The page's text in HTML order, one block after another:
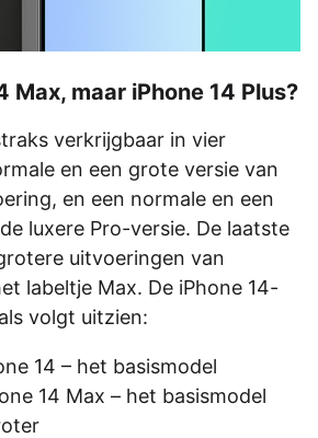
Max, maar iPhone 14 Plus?
verkrijgbaar in vier
en een grote versie van
en een normale en een
luxere Pro-versie. De laatste
uitvoeringen van
labeltje Max. De iPhone 14-
volgt uitzien:
14 – het basismodel
14 Max – het basismodel